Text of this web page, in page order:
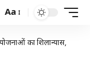
Aa
का शिलान्यास,